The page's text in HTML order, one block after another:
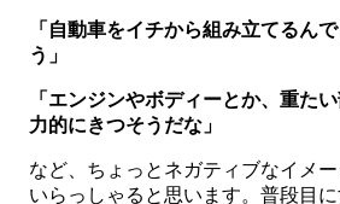
「自動車をイチから組み立てるん
う」
「エンジンやボディーとか、重た
力的にきつそうだな」
など、ちょっとネガティブなイメ
いらっしゃると思います。普段目